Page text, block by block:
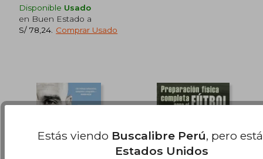
Disponible Usado
en Buen Estado a
S/ 78,24 Comprar Usado
Estás viendo Buscalibre Perú, pero
Estados Unidos